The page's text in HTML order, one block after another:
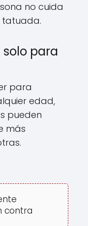
no cuida
solo para
para
edad,
pueden
más
contra